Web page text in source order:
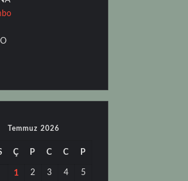
Temmuz 2026
Ç P C C P
1 2 3 4
5